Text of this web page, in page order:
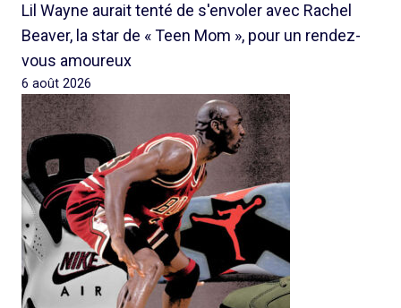
Lil Wayne aurait tenté de s'envoler avec Rachel
Beaver, la star de « Teen Mom », pour un rendez-
vous amoureux
6 août 2026